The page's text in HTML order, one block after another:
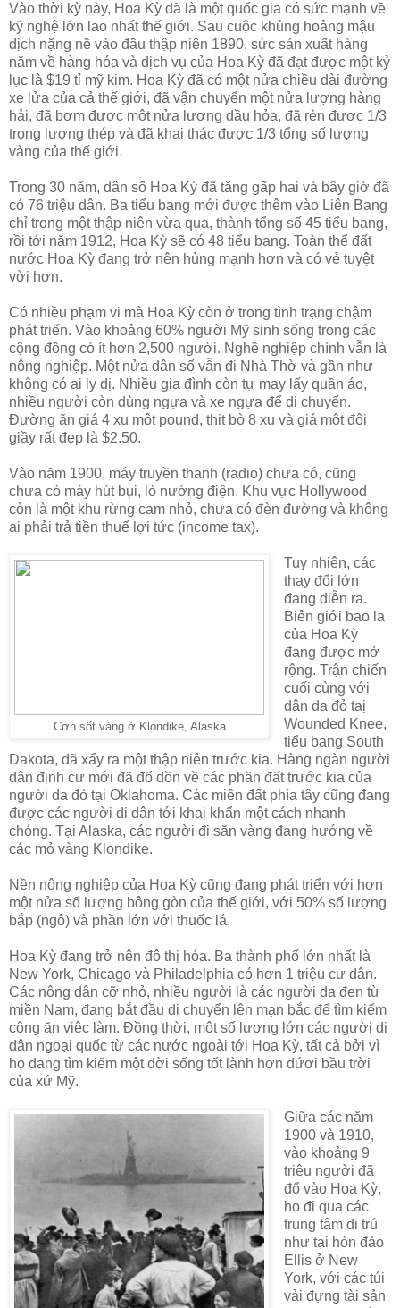
Vào thời kỳ này, Hoa Kỳ đã là một quốc gia có sức mạnh về
kỹ nghệ lớn lao nhất thế giới. Sau cuộc khủng hoảng mậu
dịch nặng nề vào đầu thập niên 1890, sức sản xuất hàng
năm về hàng hóa và dịch vụ của Hoa Kỳ đã đạt được một kỷ
lục là $19 tỉ mỹ kim. Hoa Kỳ đã có một nửa chiều dài đường
xe lửa của cả thế giới, đã vận chuyển một nửa lượng hàng
hải, đã bơm được một nửa lượng dầu hỏa, đã rèn được 1/3
trọng lượng thép và đã khai thác được 1/3 tổng số lượng
vàng của thế giới.
Trong 30 năm, dân số Hoa Kỳ đã tăng gấp hai và bây giờ đã
có 76 triệu dân. Ba tiểu bang mới được thêm vào Liên Bang
chỉ trong một thập niên vừa qua, thành tổng số 45 tiểu bang,
rồi tới năm 1912, Hoa Kỳ sẽ có 48 tiểu bang. Toàn thể đất
nước Hoa Kỳ đang trở nên hùng mạnh hơn và có vẻ tuyệt
vời hơn.
Có nhiều phạm vi mà Hoa Kỳ còn ở trong tình trạng chậm
phát triển. Vào khoảng 60% người Mỹ sinh sống trong các
cộng đồng có ít hơn 2,500 người. Nghề nghiệp chính vẫn là
nông nghiệp. Một nửa dân số vẫn đi Nhà Thờ và gần như
không có ai ly dị. Nhiều gia đình còn tự may lấy quần áo,
nhiều người còn dùng ngựa và xe ngựa để di chuyển.
Đường ăn giá 4 xu một pound, thịt bò 8 xu và giá một đôi
giầy rất đẹp là $2.50.
Vào năm 1900, máy truyền thanh (radio) chưa có, cũng
chưa có máy hút bụi, lò nướng điện. Khu vực Hollywood
còn là một khu rừng cam nhỏ, chưa có đèn đường và không
ai phải trả tiền thuế lợi tức (income tax).
Cơn sốt vàng ở Klondike, Alaska
Tuy nhiên, các
thay đổi lớn
đang diễn ra.
Biên giới bao la
của Hoa Kỳ
đang được mở
rộng. Trận chiến
cuối cùng với
dân da đỏ taị
Wounded Knee,
tiểu bang South
Dakota, đã xẩy ra một thập niên trước kia. Hàng ngàn người
dân định cư mới đã đổ dồn về các phần đất trước kia của
người da đỏ tại Oklahoma. Các miền đất phía tây cũng đang
được các người di dân tới khai khẩn một cách nhanh
chóng. Tại Alaska, các người đi săn vàng đang hướng về
các mỏ vàng Klondike.
Nền nông nghiệp của Hoa Kỳ cũng đang phát triển với hơn
một nửa số lượng bông gòn của thế giới, với 50% số lượng
bắp (ngô) và phần lớn với thuốc lá.
Hoa Kỳ đang trở nên đô thị hóa. Ba thành phố lớn nhất là
New York, Chicago và Philadelphia có hơn 1 triệu cư dân.
Các nông dân cỡ nhỏ, nhiều người là các người da đen từ
miền Nam, đang bắt đầu di chuyển lên mạn bắc để tìm kiếm
công ăn việc làm. Đồng thời, một số lượng lớn các người di
dân ngoại quốc từ các nước ngoài tới Hoa Kỳ, tất cả bởi vì
họ đang tìm kiếm một đời sống tốt lành hơn dứơi bầu trời
của xứ Mỹ.
Giữa các năm
1900 và 1910,
vào khoảng 9
triệu người đã
đổ vào Hoa Kỳ,
họ đi qua các
trung tâm di trú
như tại hòn đảo
Ellis ở New
York, với các túi
vải đựng tài sản